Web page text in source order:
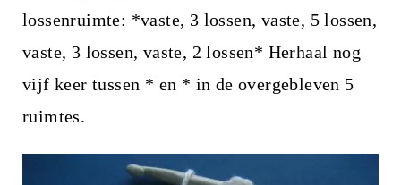
lossenruimte: *vaste, 3 lossen, vaste, 5 lossen,
vaste, 3 lossen, vaste, 2 lossen* Herhaal nog
vijf keer tussen * en * in de overgebleven 5
ruimtes.